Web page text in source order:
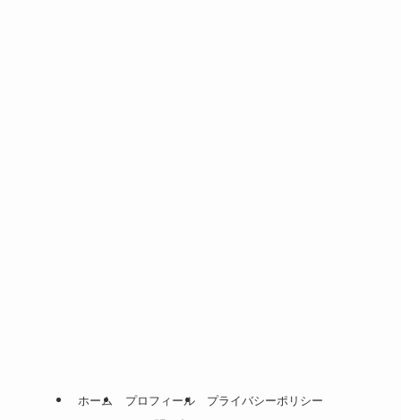
ホーム プロフィール
プライバシーポリシー